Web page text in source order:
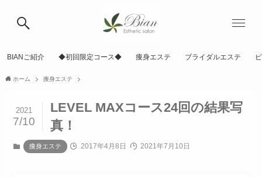
BIANご紹介 ◆初回限定コース◆ 痩身エステ ブライダルエステ
ホーム 痩身エステ
LEVEL MAXコース24回の結果写
真！
2021
7/10
痩身エステ 2017年4月8日 2021年7月10日